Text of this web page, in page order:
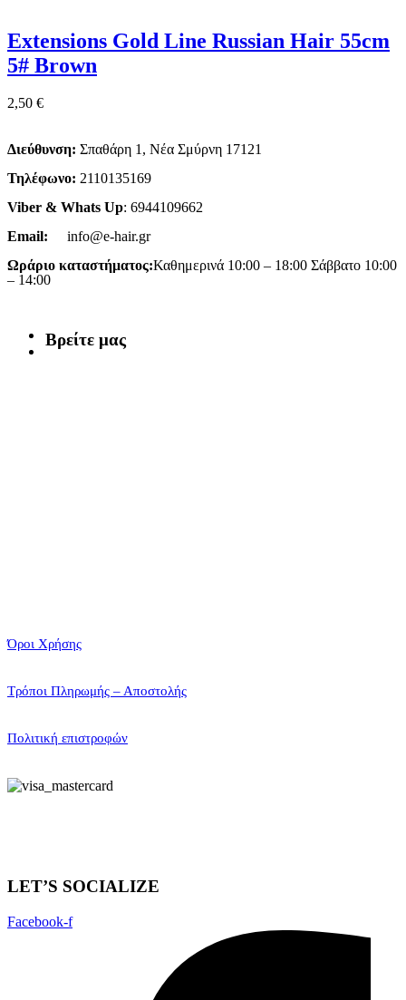
Extensions Gold Line Russian Hair 55cm
5# Brown
2,50 €
Διεύθυνση: Σπαθάρη 1, Νέα Σμύρνη 17121
Τηλέφωνο: 2110135169
Viber & Whats Up: 6944109662
Email:
info@e-hair.gr
Ωράριο καταστήματος:Καθημερινά 10:00 – 18:00 Σάββατο 10:00
– 14:00
Βρείτε μας
Όροι Χρήσης
Τρόποι Πληρωμής – Αποστολής
Πολιτική επιστροφών
LET’S SOCIALIZE
Facebook-f